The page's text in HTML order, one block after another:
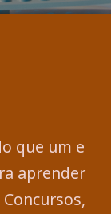
que um e
aprender